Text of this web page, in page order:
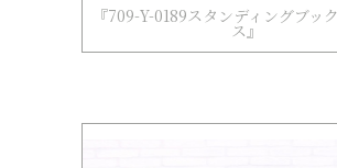
『709-Y-0189スタンディングブッ
ス』